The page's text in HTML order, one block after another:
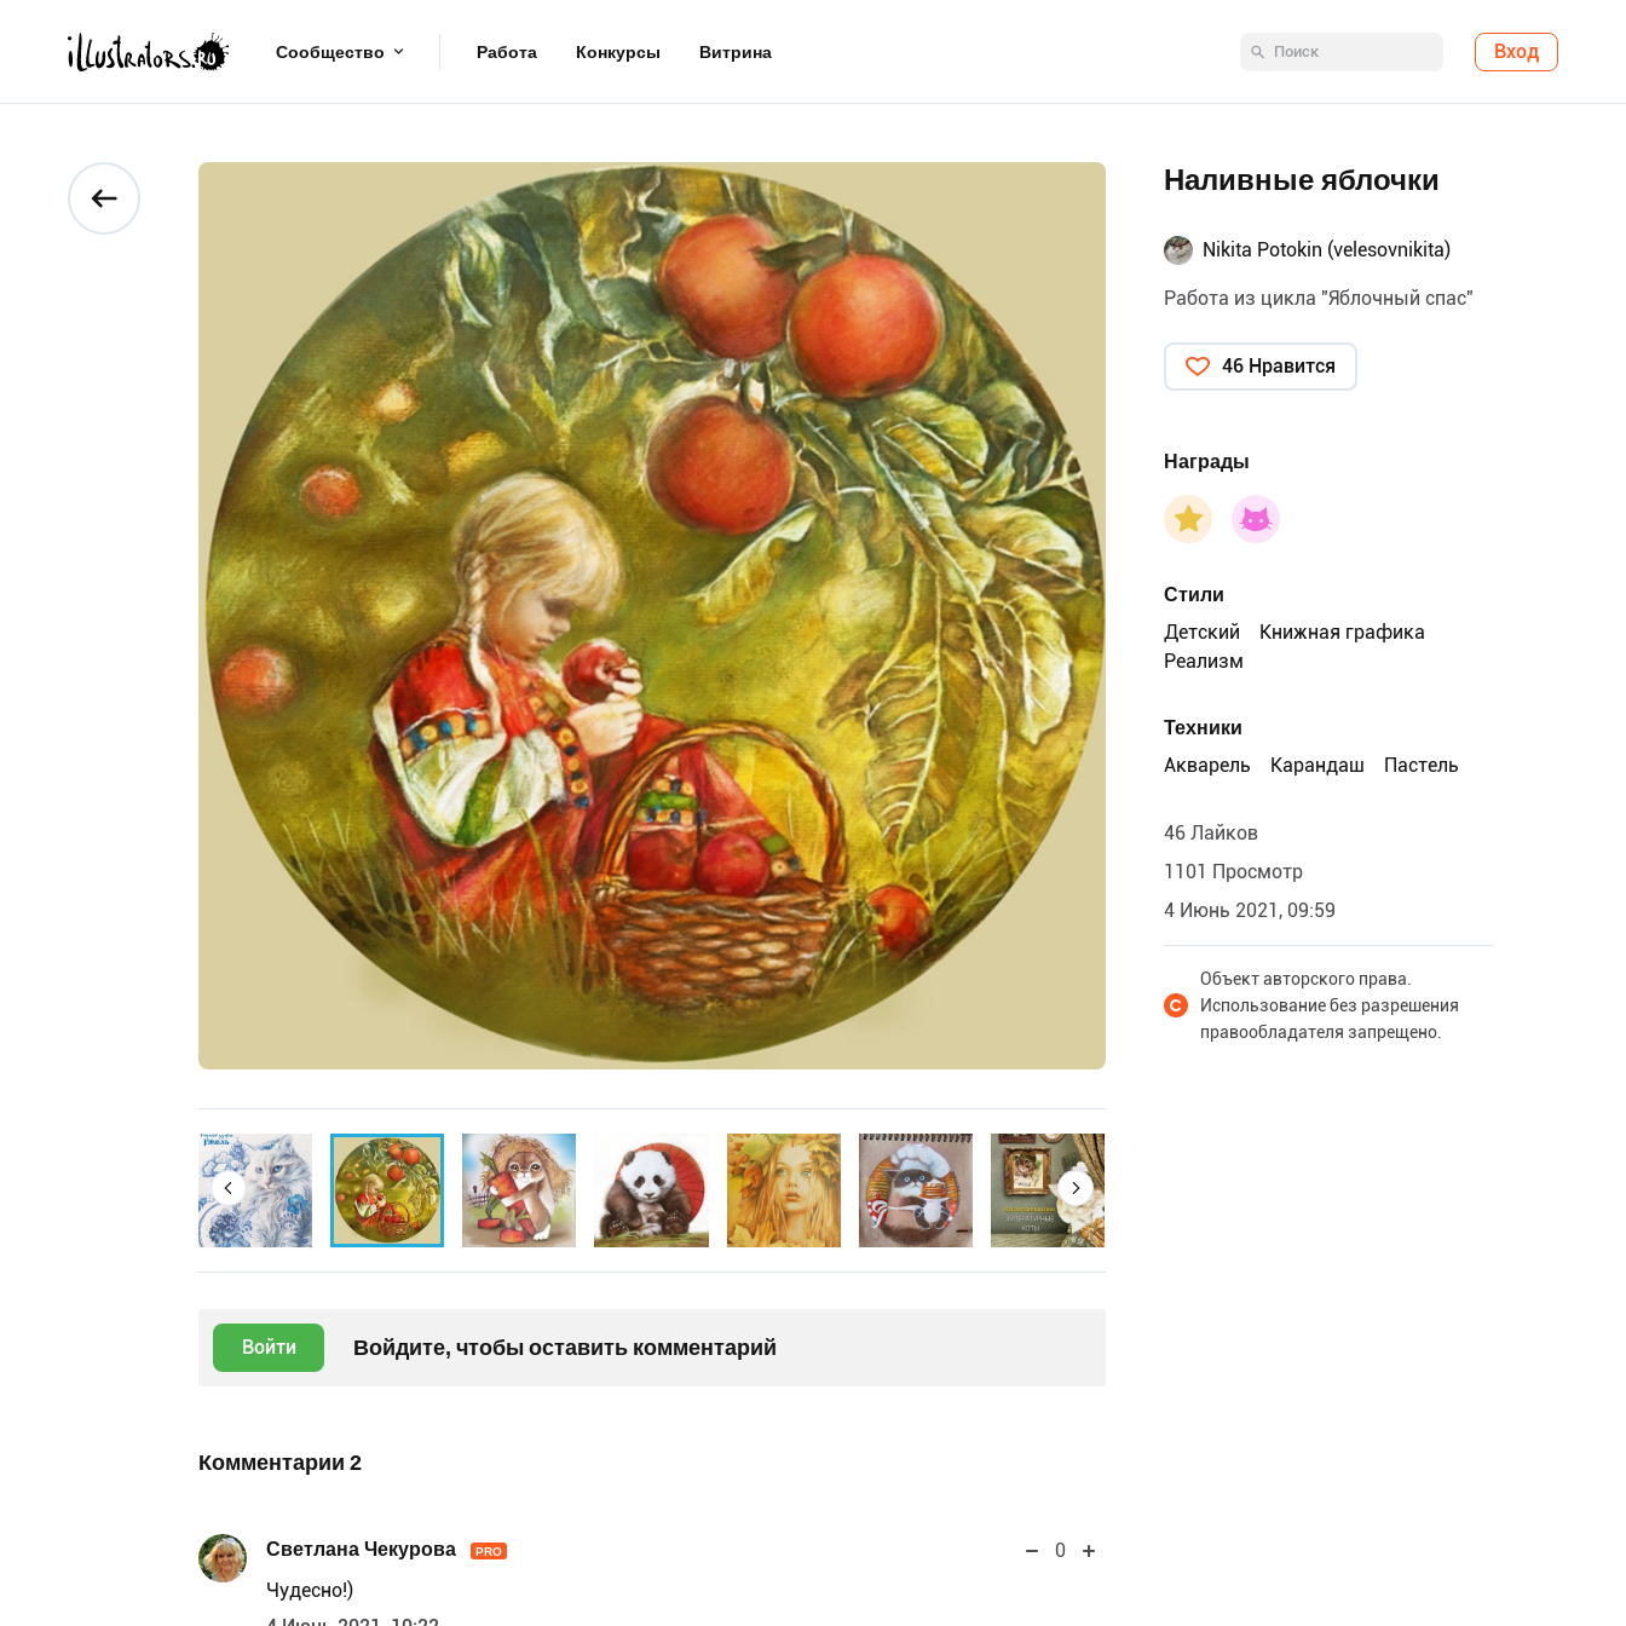
Сообщество Работа Конкурсы Витрина Вход
Войти Войдите, чтобы оставить комментарий
Комментарии 2
Светлана Чекурова PRO
0
Чудесно!)
Наливные яблочки
Nikita Potokin (velesovnikita)
Работа из цикла "Яблочный спас"
46 Нравится
Награды
Стили
Детский
Книжная графика
Реализм
Техники
Акварель
Карандаш Пастель
46 Лайков
1101 Просмотр
4 Июнь 2021, 09:59
Объект авторского права.
Использование без разрешения
правообладателя запрещено.